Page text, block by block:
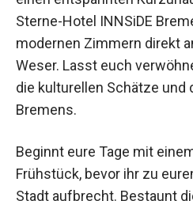
Sterne-Hotel INNSiDE
modernen Zimmern direkt
Weser. Lasst euch
dabei die kulturellen
Flair Bremens.
Beginnt eure Tage mit
Frühstück, bevor ihr zu
Stadt aufbrecht. Bestaunt